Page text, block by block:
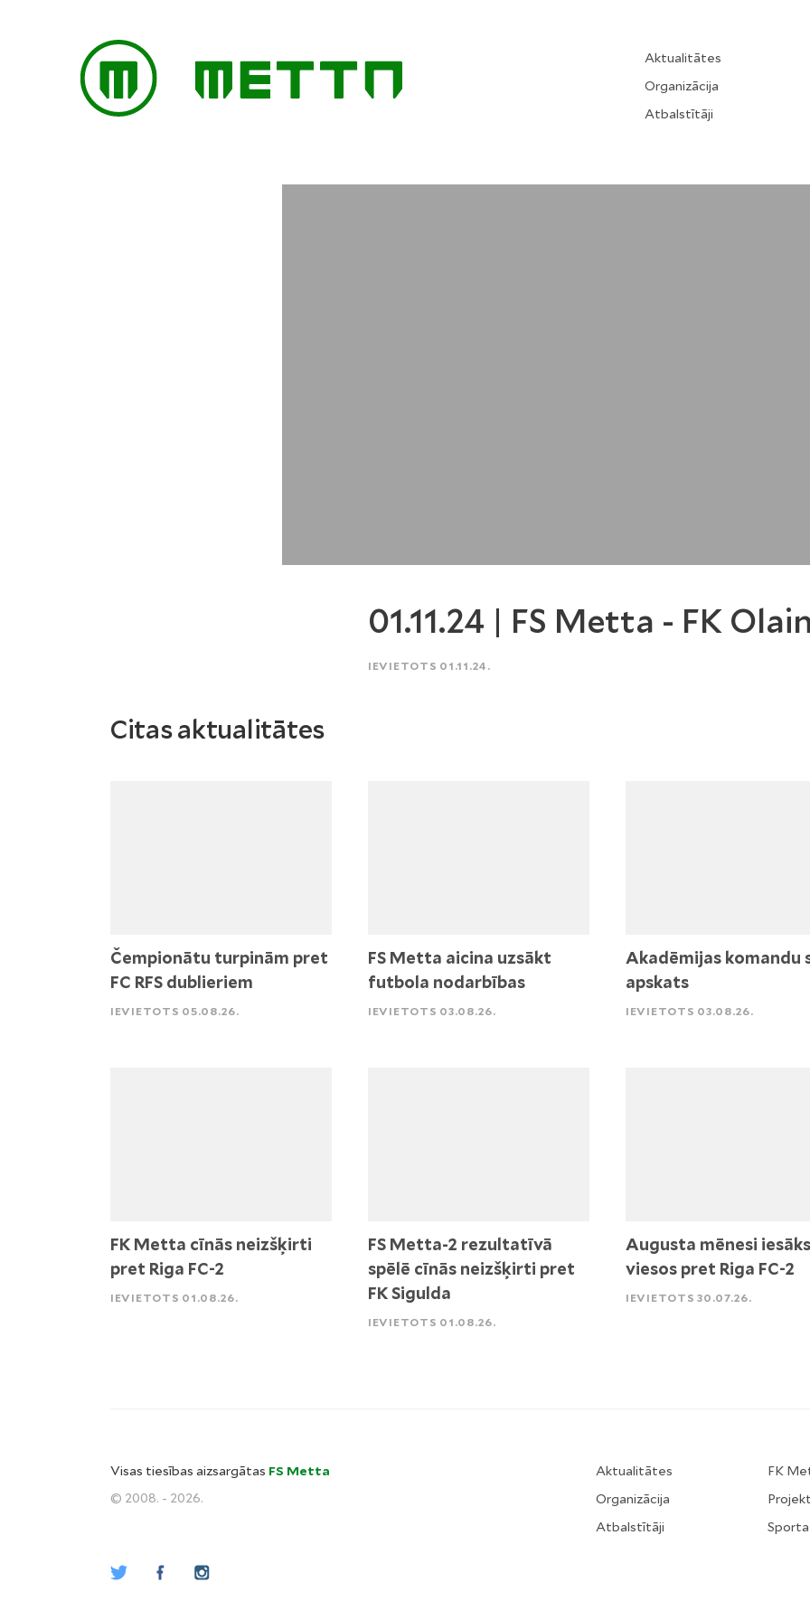
Aktualitātes
Organizācija
Atbalstītāji
01.11.24 | FS Metta - FK
IEVIETOTS 01.11.24.
Citas aktualitātes
Čempionātu turpinām pret
FC RFS dublieriem
IEVIETOTS 05.08.26.
FS Metta aicina uzsākt
futbola nodarbības
IEVIETOTS 03.08.26.
Akadēmijas komandu
apskats
IEVIETOTS 03.08.26.
FK Metta cīnās neizšķirti
pret Riga FC-2
IEVIETOTS 01.08.26.
FS Metta-2 rezultatīvā
spēlē cīnās neizšķirti pret
FK Sigulda
IEVIETOTS 01.08.26.
Augusta mēnesi
viesos pret Riga FC-2
IEVIETOTS 30.07.26.
Visas tiesības aizsargātas FS Metta
© 2008. - 2026.
Aktualitātes
Organizācija
Atbalstītāji
FK